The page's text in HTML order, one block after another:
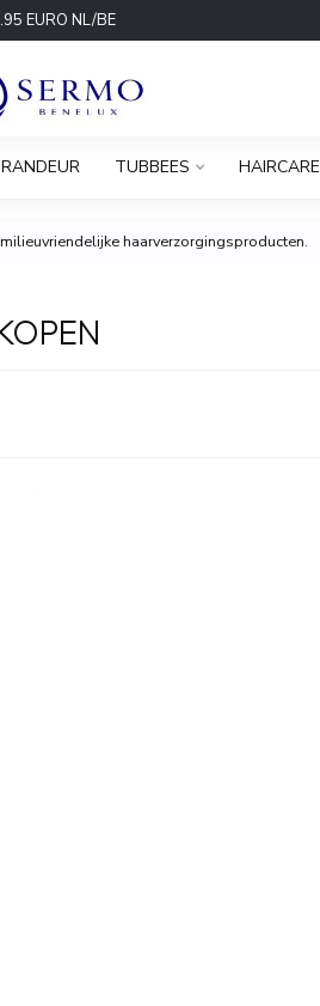
EURO NL/BE
TUBBEES HAIRCARE
haarverzorgingsproducten.